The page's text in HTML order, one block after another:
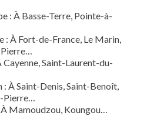
: À Basse-Terre, Pointe-à-
: À Fort-de-France, Le Marin,
Pierre…
Cayenne, Saint-Laurent-du-
: À Saint-Denis, Saint-Benoît,
Pierre…
Mamoudzou, Koungou…